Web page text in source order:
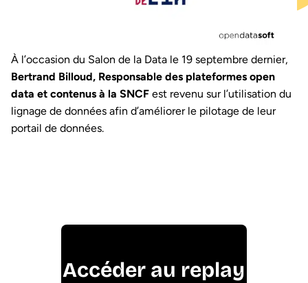
À l’occasion du Salon de la Data le 19 septembre dernier,
Bertrand Billoud, Responsable des plateformes open
data et contenus à la SNCF est revenu sur l’utilisation du
lignage de données afin d’améliorer le pilotage de leur
portail de données.
Accéder au replay